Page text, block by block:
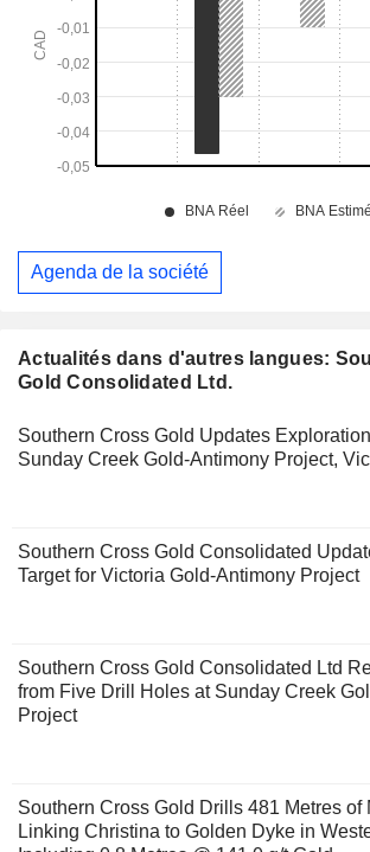
Actualités dans d'autres langues:
Gold Consolidated Ltd.
Southern Cross Gold Updates
Sunday Creek Gold-Antimony Project,
Southern Cross Gold Consolidated
Target for Victoria Gold-Antimony Project
Southern Cross Gold Consolidated Ltd
from Five Drill Holes at Sunday Creek
Project
Southern Cross Gold Drills 481 Metres of
Linking Christina to Golden Dyke in
Agenda de la société